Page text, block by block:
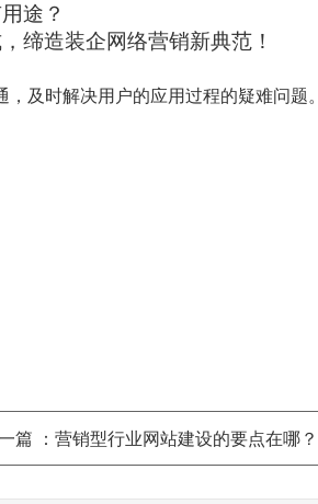
途？
缔造装企网络营销新典范！
，及时解决用户的应用过程的疑难问题。
篇 ：营销型行业网站建设的要点在哪？